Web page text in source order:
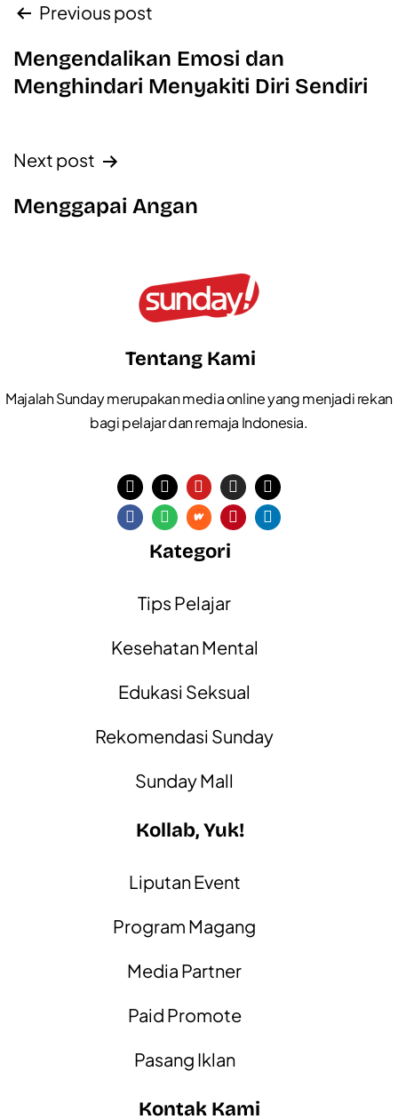
Previous post
Mengendalikan Emosi dan
Menghindari Menyakiti Diri Sendiri
Next post
Menggapai Angan
Tentang Kami
Majalah Sunday merupakan media online yang menjadi rekan
bagi pelajar dan remaja Indonesia.
Kategori
Tips Pelajar
Kesehatan Mental
Edukasi Seksual
Rekomendasi Sunday
Sunday Mall
Kollab, Yuk!
Liputan Event
Program Magang
Media Partner
Paid Promote
Pasang Iklan
Kontak Kami